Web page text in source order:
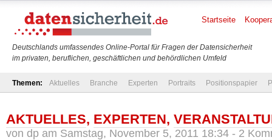
Deutschlands umfassendes Online-Portal für Fragen der Datensicherheit
im privaten, beruflichen, geschäftlichen und behördlichen Umfeld
Startseite
Themen: Aktuelles Branche Experten Portraits Positionspapier
AKTUELLES, EXPERTEN,
von dp am Samstag, November 5, 2011 18:34 - 2